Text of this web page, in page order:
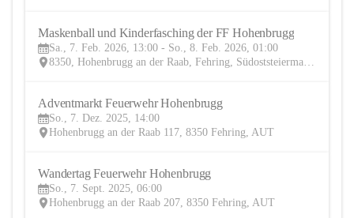
Maskenball und Kinderfasching der FF Hohenbrugg
Sa., 7. Feb. 2026, 13:00 - So., 8. Feb. 2026, 01:00
8350, Hohenbrugg an der Raab, Fehring, Südoststeiermark, Steiermark, AUT
Adventmarkt Feuerwehr Hohenbrugg
So., 7. Dez. 2025, 14:00
Hohenbrugg an der Raab 117, 8350 Fehring, AUT
So., 7. Sept. 2025, 06:00
Hohenbrugg an der Raab 207, 8350 Fehring, AUT